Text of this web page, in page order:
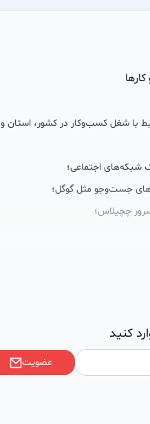
مرتبط با شغل کسب‌وکار در کشور، استان و
شبکه‌های اجتماعی؛
جست‌وجو مثل گوگل؛
و بازخورد‌های بسیار خوبی گرفته‌اند.
دوره‌ای پشتیبان‌ها (هر 45 روز تا 60 روز یک‌بار)، صاحبین کسب‌وکارها با
کنید
عضویت